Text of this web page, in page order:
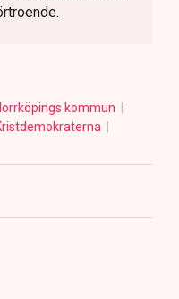
kommun